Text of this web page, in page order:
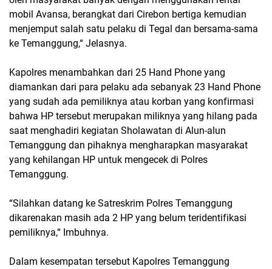
mobil Avansa, berangkat dari Cirebon bertiga kemudian
menjemput salah satu pelaku di Tegal dan bersama-sama
ke Temanggung,“ Jelasnya.
Kapolres menambahkan dari 25 Hand Phone yang
diamankan dari para pelaku ada sebanyak 23 Hand Phone
yang sudah ada pemiliknya atau korban yang konfirmasi
bahwa HP tersebut merupakan miliknya yang hilang pada
saat menghadiri kegiatan Sholawatan di Alun-alun
Temanggung dan pihaknya mengharapkan masyarakat
yang kehilangan HP untuk mengecek di Polres
Temanggung.
“Silahkan datang ke Satreskrim Polres Temanggung
dikarenakan masih ada 2 HP yang belum teridentifikasi
pemiliknya,“ Imbuhnya.
Dalam kesempatan tersebut Kapolres Temanggung